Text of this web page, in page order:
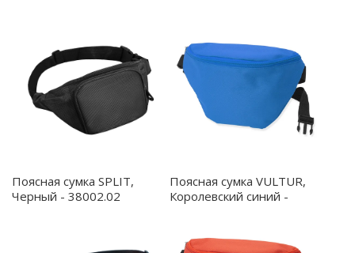
Поясная сумка SPLIT,
Черный - 38002.02
Поясная сумка VULTUR,
Королевский синий -